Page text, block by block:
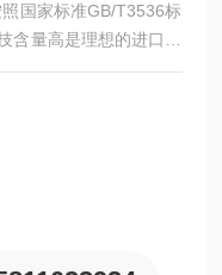
国家标准GB/T3536标
含量高是理想的进口产